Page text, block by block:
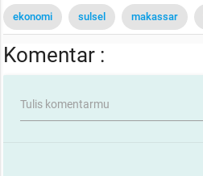
ekonomi sulsel makassar
Komentar :
Tulis komentarmu